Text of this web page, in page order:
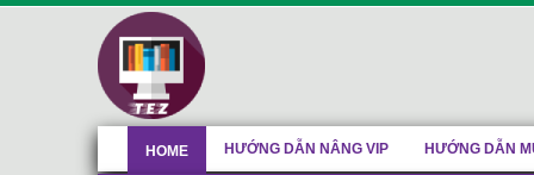
HOME HƯỚNG DẪN NÂNG VIP HƯỚNG DẪN